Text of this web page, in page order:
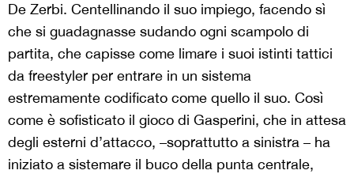
De Zerbi. Centellinando il suo impiego, facendo sì
che si guadagnasse sudando ogni scampolo di
partita, che capisse come limare i suoi istinti tattici
da freestyler per entrare in un sistema
estremamente codificato come quello il suo. Così
come è sofisticato il gioco di Gasperini, che in attesa
degli esterni d’attacco, –soprattutto a sinistra – ha
iniziato a sistemare il buco della punta centrale,